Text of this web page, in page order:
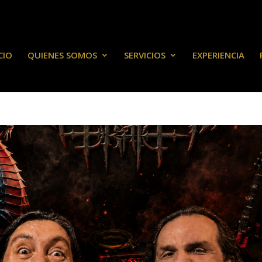
QUIENES SOMOS SERVICIOS EXPERIENCIA